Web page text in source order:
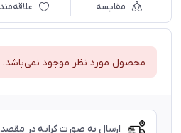
مقایسه
محصول مورد نظر موجود نمی‌باشد.
ارسال به صورت کرایه در مقصد